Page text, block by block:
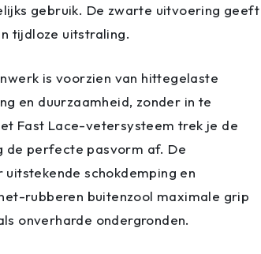
gebruik. De zwarte uitvoering geeft
tijdloze uitstraling.
is voorzien van hittegelaste
en duurzaamheid, zonder in te
Fast Lace-vetersysteem trek je de
de perfecte pasvorm af. De
uitstekende schokdemping en
rubberen buitenzool maximale grip
onverharde ondergronden.